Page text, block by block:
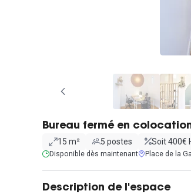
Bureau fermé en
15 m² 5 postes Soit 400€
Disponible dès maintenant Place de la
Description de l'espace